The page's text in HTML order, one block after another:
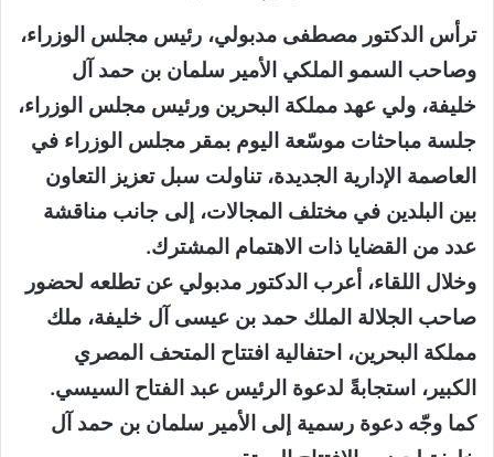
ترأس الدكتور مصطفى مدبولي، رئيس مجلس الوزراء،
وصاحب السمو الملكي الأمير سلمان بن حمد آل
خليفة، ولي عهد مملكة البحرين ورئيس مجلس الوزراء،
جلسة مباحثات موسّعة اليوم بمقر مجلس الوزراء في
العاصمة الإدارية الجديدة، تناولت سبل تعزيز التعاون
بين البلدين في مختلف المجالات، إلى جانب مناقشة
عدد من القضايا ذات الاهتمام المشترك.
وخلال اللقاء، أعرب الدكتور مدبولي عن تطلعه لحضور
صاحب الجلالة الملك حمد بن عيسى آل خليفة، ملك
مملكة البحرين، احتفالية افتتاح المتحف المصري
الكبير، استجابةً لدعوة الرئيس عبد الفتاح السيسي.
كما وجّه دعوة رسمية إلى الأمير سلمان بن حمد آل